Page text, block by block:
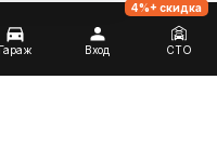
Гараж Вход СТО
4%+ скидка